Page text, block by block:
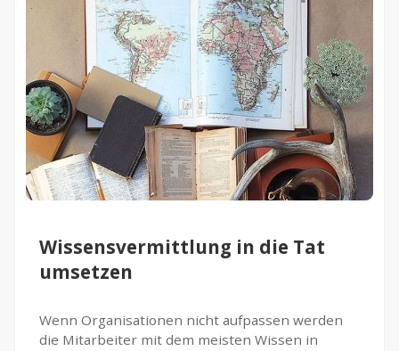
Wissensvermittlung in die Tat
umsetzen
Wenn Organisationen nicht aufpassen werden
die Mitarbeiter mit dem meisten Wissen in